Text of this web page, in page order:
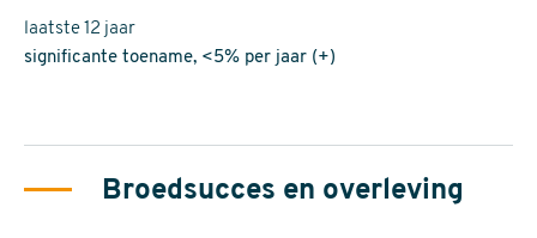
laatste 12 jaar
significante toename, <5% per jaar (+)
Broedsucces en overleving